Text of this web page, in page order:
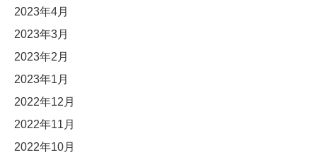
2023年4月
2023年3月
2023年2月
2023年1月
2022年12月
2022年11月
2022年10月